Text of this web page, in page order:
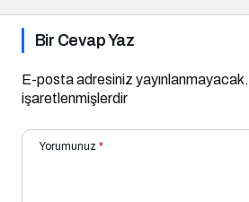
Bir Cevap Yaz
E-posta adresiniz yayınlanmayacak.
işaretlenmişlerdir
Yorumunuz *